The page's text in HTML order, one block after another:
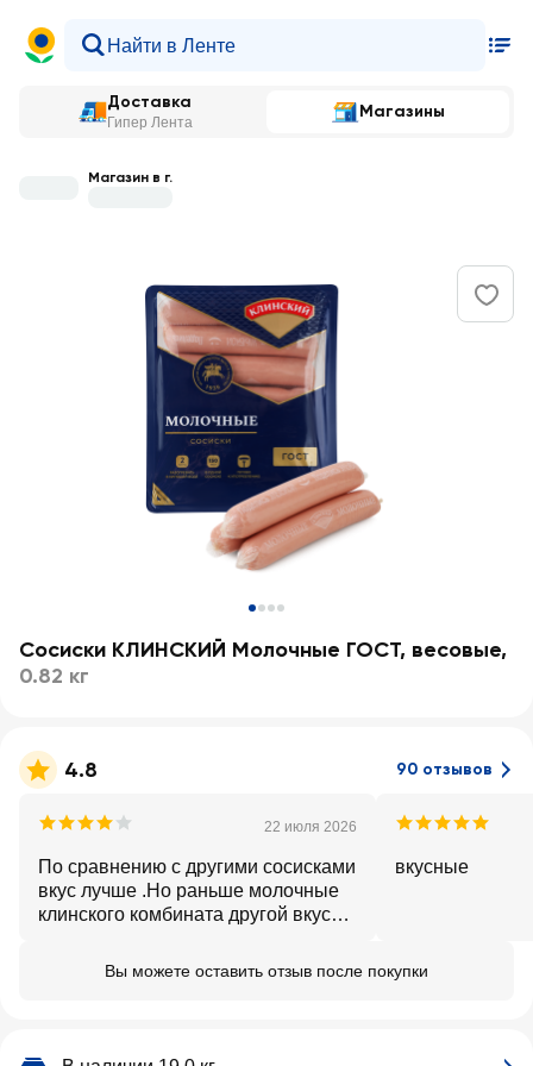
Доставка
Гипер Лента
Магазины
Магазин в г.
Сосиски КЛИНСКИЙ Молочные ГОСТ, весовые,
0.82 кг
4.8 90 отзывов
22 июля 2026
По сравнению с другими сосисками
вкус лучше .Но раньше молочные
клинского комбината другой вкус
не поймёшь что,
вкусные
Вы можете оставить отзыв после покупки